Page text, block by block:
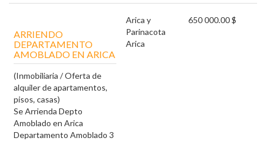
ARRIENDO
DEPARTAMENTO
AMOBLADO EN ARICA
(Inmobiliaria / Oferta de
alquiler de apartamentos,
pisos, casas)
Se Arrienda Depto
Amoblado en Arica
Departamento Amoblado 3
Arica y
Parinacota
Arica
650 000.00 $